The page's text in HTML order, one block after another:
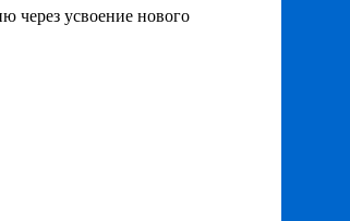
через усвоение нового